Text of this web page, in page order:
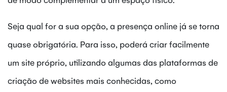
Seja qual for a sua opção, a presença online já se torna
quase obrigatória. Para isso, poderá criar facilmente
um site próprio, utilizando algumas das plataformas de
criação de websites mais conhecidas, como